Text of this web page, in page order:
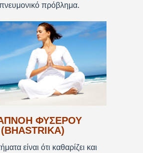
πρόβλημα.
ΦΥΣΕΡΟΥ
(BHASTRIKA)
είναι ότι καθαρίζει και